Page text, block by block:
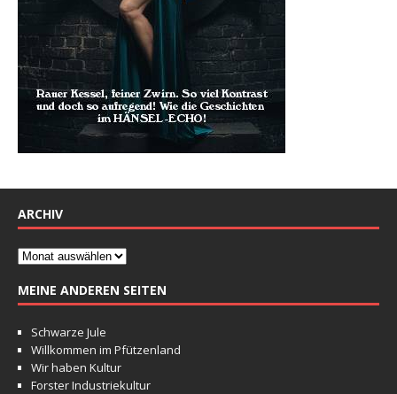
ARCHIV
MEINE ANDEREN SEITEN
Schwarze Jule
Willkommen im Pfützenland
Wir haben Kultur
Forster Industriekultur